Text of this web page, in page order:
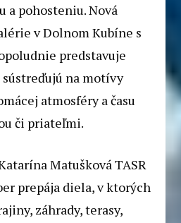
a pohosteniu. Nová
v Dolnom Kubíne s
predstavuje
na motívy
atmosféry a času
či priateľmi.
Matušková TASR
prepája diela, v ktorých
záhrady, terasy,